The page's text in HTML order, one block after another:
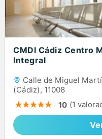
CMDI Cádiz Centro
Integral
Calle de Miguel
(Cádiz), 11008
10 (1